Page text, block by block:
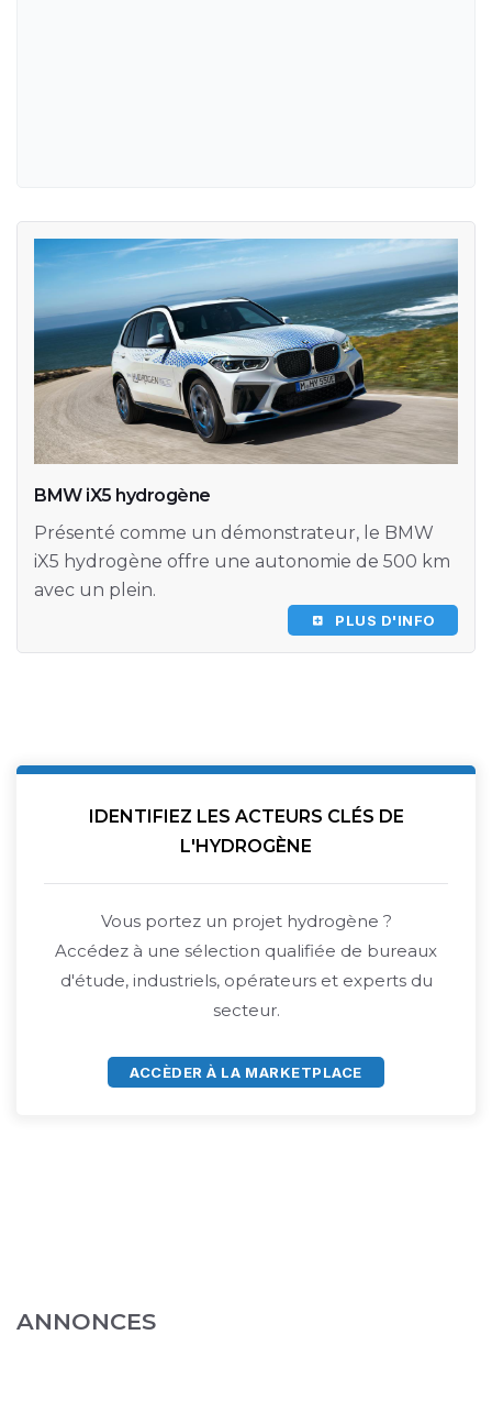
BMW iX5 hydrogène
Présenté comme un démonstrateur, le BMW
iX5 hydrogène offre une autonomie de 500 km
avec un plein.
PLUS D'INFO
IDENTIFIEZ LES ACTEURS CLÉS DE
L'HYDROGÈNE
Vous portez un projet hydrogène ?
Accédez à une sélection qualifiée de bureaux
d'étude, industriels, opérateurs et experts du
secteur.
ACCÈDER À LA MARKETPLACE
ANNONCES